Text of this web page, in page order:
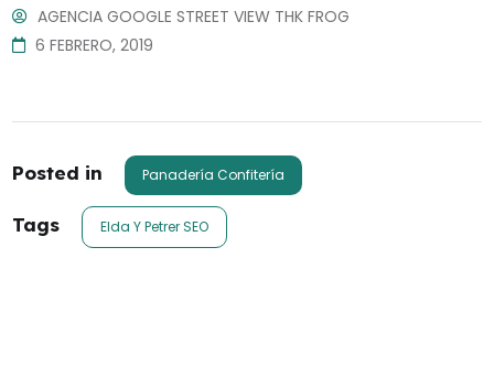
AGENCIA GOOGLE STREET VIEW THK FROG
6 FEBRERO, 2019
Posted in Panadería Confitería
Tags Elda Y Petrer SEO